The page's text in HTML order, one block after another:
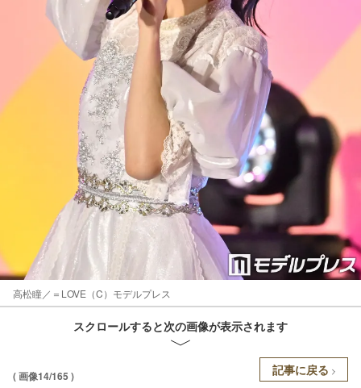
高松瞳／＝LOVE（C）モデルプレス
スクロールすると次の画像が表示されます
( 画像14/165 ) 記事に戻る